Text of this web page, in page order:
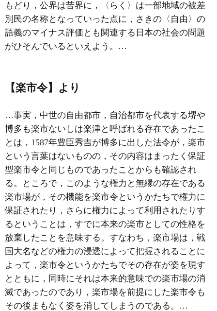
もどり，公界は苦界に，〈らく〉は一部地域の被差
別民の名称となっていった点に，さきの〈自由〉の
語義のマイナス評価とも関連する日本の社会の問題
がひそんでいるといえよう。…
【楽市令】より
…事実，中世の自由都市，自治都市を代表する堺や
博多も楽市ないしは楽津と呼ばれる存在であったこ
とは，1587年豊臣秀吉が博多に出した法令が，楽市
という言葉はないものの，その内容はまったく保証
型楽市令と同じものであったことからも確認され
る。ところで，このような権力と無縁の存在である
楽市場が，その機能を楽市令というかたちで権力に
保証されたり，さらに権力によって利用されたりす
るということは，すでに本来の楽市としての性格を
放棄したことを意味する。すなわち，楽市場は，戦
国大名などの権力の浸透によって把握されることに
よって，楽市令というかたちでその存在が姿を現す
とともに，同時にそれは本来的意味での楽市場の消
滅であったのであり，楽市場を前提にした楽市令も
その後まもなく姿を消してしまうのである。…